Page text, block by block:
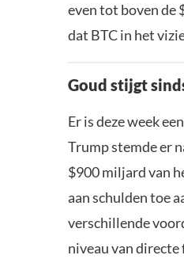
even tot boven de
dat BTC in het
Goud stijgt
Er is deze week
Trump stemde er
$900 miljard van
aan schulden toe
verschillende
niveau van directe